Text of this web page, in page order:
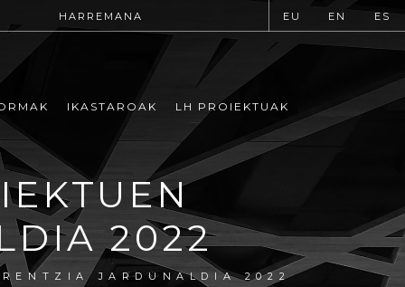
HARREMANA EU EN ES
IKASTAROAK LH PROIEKTUAK
2022
JARDUNALDIA 2022